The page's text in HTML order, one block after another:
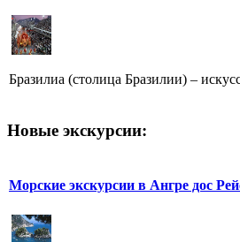
Бразилиа (столица Бразилии) –
Новые экскурсии:
Морские экскурсии в Ангре дос